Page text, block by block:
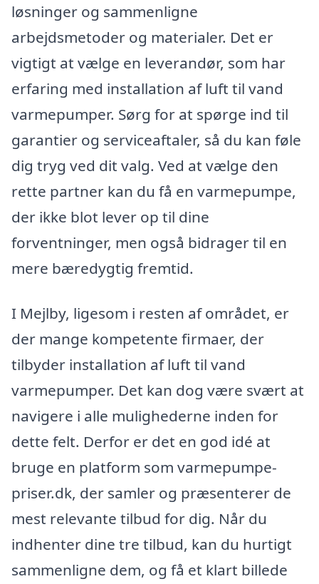
løsninger og sammenligne
arbejdsmetoder og materialer. Det er
vigtigt at vælge en leverandør, som har
erfaring med installation af luft til vand
varmepumper. Sørg for at spørge ind til
garantier og serviceaftaler, så du kan føle
dig tryg ved dit valg. Ved at vælge den
rette partner kan du få en varmepumpe,
der ikke blot lever op til dine
forventninger, men også bidrager til en
mere bæredygtig fremtid.
I Mejlby, ligesom i resten af området, er
der mange kompetente firmaer, der
tilbyder installation af luft til vand
varmepumper. Det kan dog være svært at
navigere i alle mulighederne inden for
dette felt. Derfor er det en god idé at
bruge en platform som varmepumpe-
priser.dk, der samler og præsenterer de
mest relevante tilbud for dig. Når du
indhenter dine tre tilbud, kan du hurtigt
sammenligne dem, og få et klart billede